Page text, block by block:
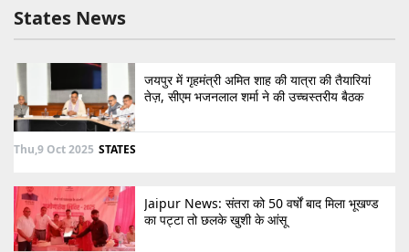
States News
जयपुर में गृहमंत्री अमित शाह की यात्रा की तैयारियां
तेज़, सीएम भजनलाल शर्मा ने की उच्चस्तरीय बैठक
Thu,9 Oct 2025 STATES
Jaipur News: संतरा को 50 वर्षों बाद मिला भूखण्ड
का पट्टा तो छलके खुशी के आंसू